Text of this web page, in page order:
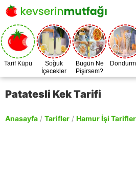
Tarif Küpü
Soğuk
İçecekler
Bugün Ne
Pişirsem?
Patatesli Kek Tarifi
Anasayfa / Tarifler / Hamur İşi